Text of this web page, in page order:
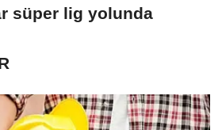
süper lig yolunda